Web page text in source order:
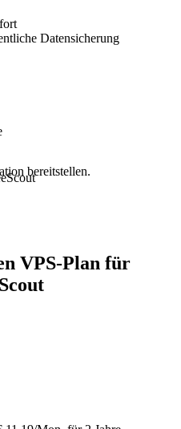
Datensicherung
VPS-Plan für